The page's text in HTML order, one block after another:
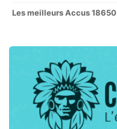
Les meilleurs Accus 18650